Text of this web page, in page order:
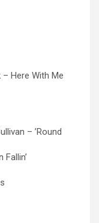
– Here With Me
– ’Round